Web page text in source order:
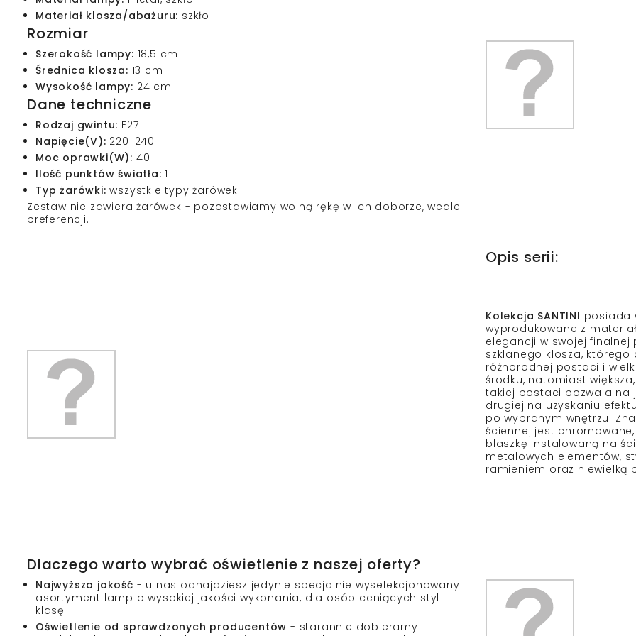
Materiał klosza/abażuru: szkło
Rozmiar
Szerokość lampy: 18,5 cm
Średnica klosza: 13 cm
Wysokość lampy: 24 cm
Dane techniczne
Rodzaj gwintu: E27
Napięcie(V): 220-240
Moc oprawki(W): 40
Ilość punktów światła: 1
Typ żarówki: wszystkie typy żarówek
Zestaw nie zawiera żarówek - pozostawiamy wolną rękę w ich doborze, wedle
preferencji.
Opis serii:
Kolekcja SANTINI posiada
wyprodukowane z
elegancji w swojej finalnej
szklanego klosza,
różnorodnej postaci i
środku, natomiast
takiej postaci pozwala na
drugiej na uzyskaniu
po wybranym wnętrzu.
ściennej jest
blaszkę instalowaną na
metalowych elementów,
ramieniem oraz niewielką
Dlaczego warto wybrać oświetlenie z naszej oferty?
Najwyższa jakość - u nas odnajdziesz jedynie specjalnie wyselekcjonowany
asortyment lamp o wysokiej jakości wykonania, dla osób ceniących styl i
klasę
Oświetlenie od sprawdzonych producentów - starannie dobieramy